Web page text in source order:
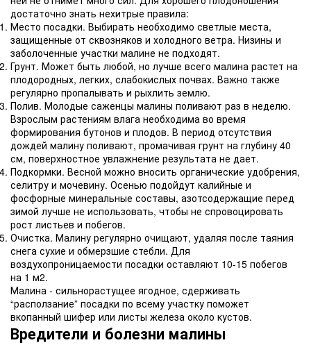
достаточно знать нехитрые правила:
Место посадки. Выбирать необходимо светлые места,
защищенные от сквозняков и холодного ветра. Низины и
заболоченные участки малине не подходят.
Грунт. Может быть любой, но лучше всего малина растет на
плодородных, легких, слабокислых почвах. Важно также
регулярно пропалывать и рыхлить землю.
Полив. Молодые саженцы малины поливают раз в неделю.
Взрослым растениям влага необходима во время
формирования бутонов и плодов. В период отсутствия
дождей малину поливают, промачивая грунт на глубину 40
см, поверхностное увлажнение результата не дает.
Подкормки. Весной можно вносить органические удобрения,
селитру и мочевину. Осенью подойдут калийные и
фосфорные минеральные составы, азотсодержащие перед
зимой лучше не использовать, чтобы не спровоцировать
рост листьев и побегов.
Очистка. Малину регулярно очищают, удаляя после таяния
снега сухие и обмерзшие стебли. Для
воздухопроницаемости посадки оставляют 10-15 побегов
на 1 м2.
Малина - сильнорастущее ягодное, сдерживать
“расползание” посадки по всему участку поможет
вкопанный шифер или листы железа около кустов.
Вредители и болезни малины